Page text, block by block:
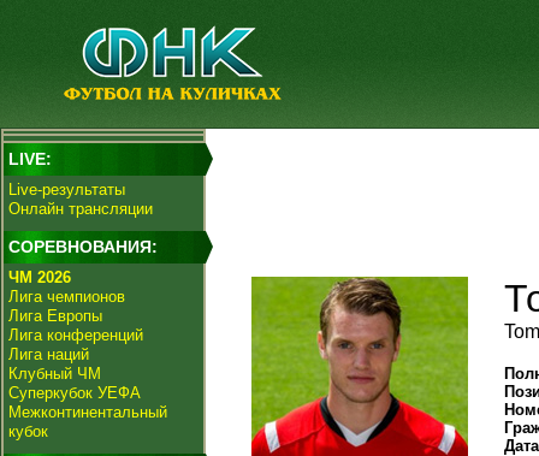
LIVE:
Live-результаты
Онлайн трансляции
СОРЕВНОВАНИЯ:
ЧМ 2026
Лига чемпионов
Лига Европы
Лига конференций
Лига наций
Клубный ЧМ
Суперкубок УЕФА
Межконтинентальный
кубок